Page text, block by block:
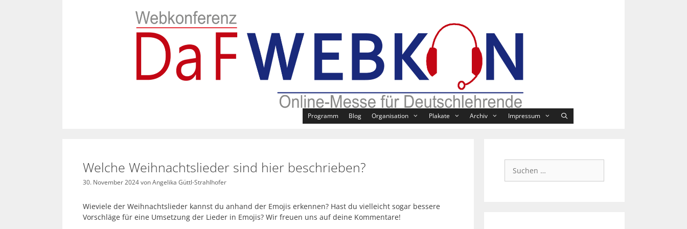
Programm Blog Organisation Plakate Archiv Impressum
Welche Weihnachtslieder sind hier beschrieben?
30. November 2024vonAngelika Güttl-Strahlhofer
Wieviele der Weihnachtslieder kannst du anhand der Emojis erkennen? Hast du vielleicht sogar bessere
Vorschläge für eine Umsetzung der Lieder in Emojis? Wir freuen uns auf deine Kommentare!
Suchen
nach: